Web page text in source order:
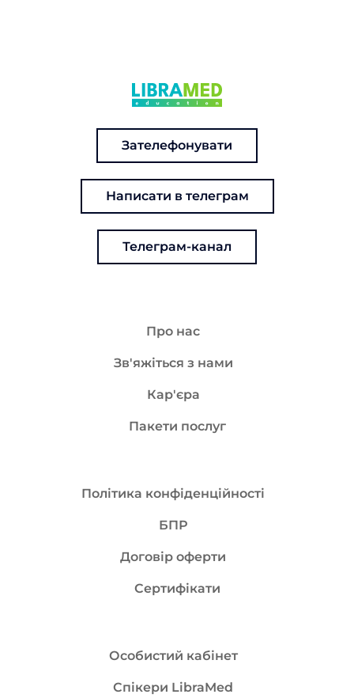
Зателефонувати
Написати в телеграм
Телеграм-канал
Про нас
Зв'яжіться з нами
Кар'єра
Пакети послуг
Політика конфіденційності
БПР
Договір оферти
Сертифікати
Особистий кабінет
Спікери LibraMed